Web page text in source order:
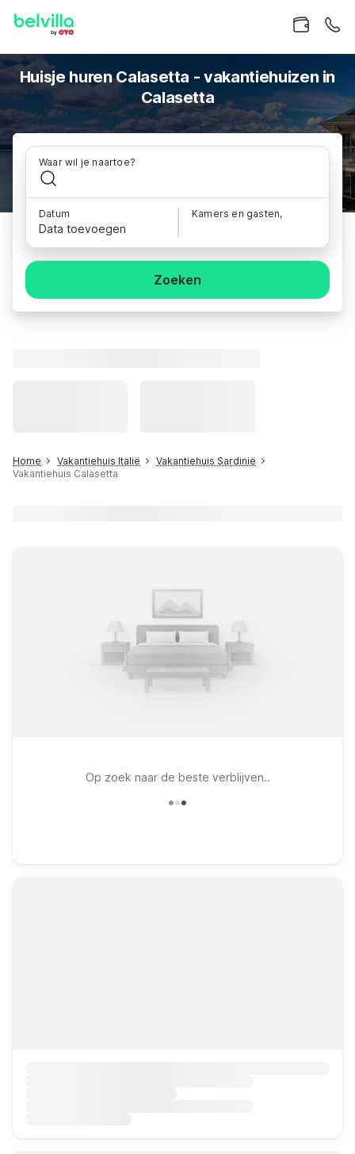
Huisje huren Calasetta - vakantiehuizen in
Calasetta
Waar wil je naartoe?
Datum
Data toevoegen
Kamers en gasten,
Zoeken
Home Vakantiehuis Italië
Vakantiehuis Sardinië
Vakantiehuis Calasetta
Op zoek naar de beste verblijven..